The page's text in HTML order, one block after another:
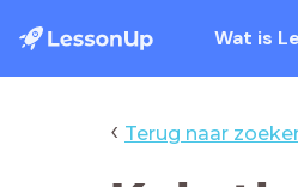
Wat is
‹ Terug naar